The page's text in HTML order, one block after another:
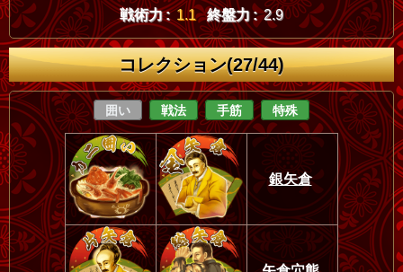
戦術力 : 1.1 終盤力 : 2.9
コレクション(27/44)
囲い 戦法 手筋 特殊
銀矢倉